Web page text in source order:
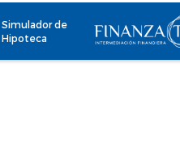
Simulador de
Hipoteca